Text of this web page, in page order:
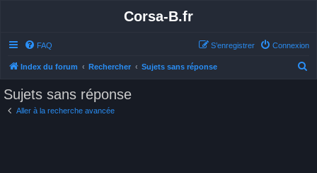
Corsa-B.fr
FAQ Connexion
S’enregistrer
Index du forum Rechercher Sujets sans réponse
Sujets sans réponse
Aller à la recherche avancée